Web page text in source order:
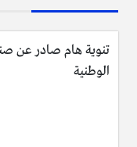
تنوية هام صادر عن
الوطنية